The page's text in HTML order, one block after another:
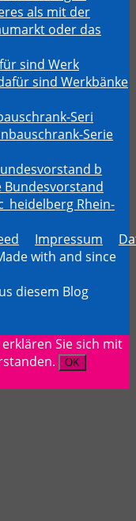
sind Werk
Seri
b
Impressum
with and since
diesem Blog
Sie sich mit
OK